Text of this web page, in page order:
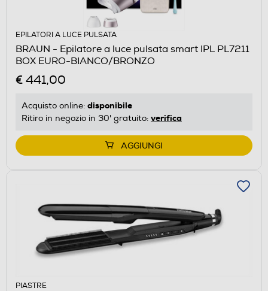
EPILATORI A LUCE PULSATA
BRAUN - Epilatore a luce pulsata smart IPL PL7211
BOX EURO-BIANCO/BRONZO
€ 441,00
Acquisto online: disponibile
Ritiro in negozio in 30' gratuito: verifica
AGGIUNGI
PIASTRE